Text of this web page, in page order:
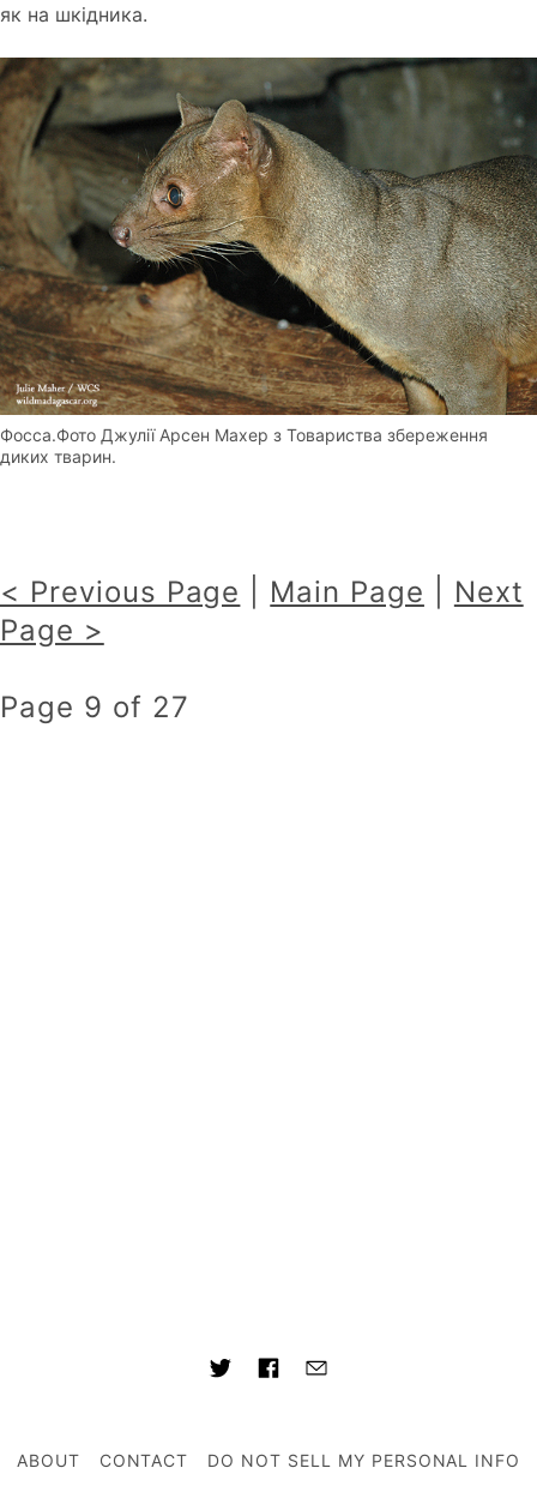
як на шкідника.
Фосса.Фото Джулії Арсен Махер з Товариства збереження
диких тварин.
< Previous Page Main Page
Next
Page >
Page 9 of 27
ABOUT CONTACT DO NOT SELL MY PERSONAL INFO